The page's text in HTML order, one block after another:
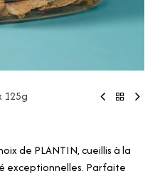
125g
de PLANTIN, cueillis à la
exceptionnelles. Parfaite